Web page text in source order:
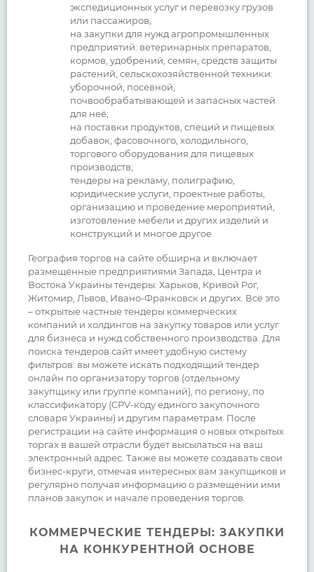
экспедиционных услуг и перевозку грузов
или пассажиров;
на закупки для нужд агропромышленных
предприятий: ветеринарных препаратов,
кормов, удобрений, семян, средств защиты
растений, сельскохозяйственной техники:
уборочной, посевной,
почвообрабатывающей и запасных частей
для неё;
на поставки продуктов, специй и пищевых
добавок; фасовочного, холодильного,
торгового оборудования для пищевых
производств;
тендеры на рекламу, полиграфию,
юридические услуги, проектные работы,
организацию и проведение мероприятий,
изготовление мебели и других изделий и
конструкций и многое другое.
География торгов на сайте обширна и включает
размещённые предприятиями Запада, Центра и
Востока Украины тендеры: Харьков, Кривой Рог,
Житомир, Львов, Ивано-Франковск и других. Всё это
– открытые частные тендеры коммерческих
компаний и холдингов на закупку товаров или услуг
для бизнеса и нужд собственного производства. Для
поиска тендеров сайт имеет удобную систему
фильтров: вы можете искать подходящий тендер
онлайн по организатору торгов (отдельному
закупщику или группе компаний), по региону, по
классификатору (CPV-коду единого закупочного
словаря Украины) и другим параметрам. После
регистрации на сайте информация о новых открытых
торгах в вашей отрасли будет высылаться на ваш
электронный адрес. Также вы можете создавать свои
бизнес-круги, отмечая интересных вам закупщиков и
регулярно получая информацию о размещении ими
планов закупок и начале проведения торгов.
КОММЕРЧЕСКИЕ ТЕНДЕРЫ: ЗАКУПКИ
НА КОНКУРЕНТНОЙ ОСНОВЕ